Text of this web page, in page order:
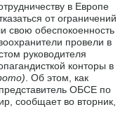
в Европе
от ограничений
свою обеспокоенность
провели в
руководителя
конторы в
. Об этом, как
представитель ОБСЕ по
сообщает во вторник,